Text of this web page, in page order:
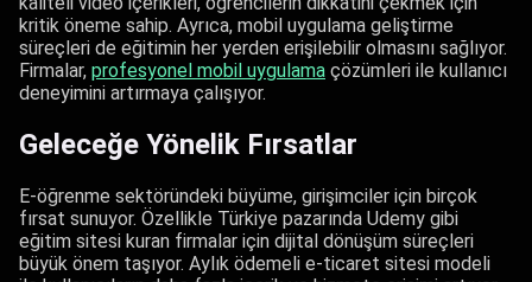
kritik öneme sahip. Ayrıca, mobil uygulama geliştirme
süreçleri de eğitimin her yerden erişilebilir olmasını sağlıyor.
Firmalar, profesyonel mobil uygulama çözümleri ile kullanıcı
deneyimini artırmaya çalışıyor.
Geleceğe Yönelik Fırsatlar
E-öğrenme sektöründeki büyüme, girişimciler için birçok
fırsat sunuyor. Özellikle Türkiye pazarında Udemy gibi
eğitim sitesi kuran firmalar için dijital dönüşüm süreçleri
büyük önem taşıyor. Aylık ödemeli e-ticaret sitesi modeli